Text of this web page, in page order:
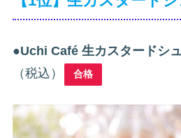
●Uchi Café 生カスタードシ
（税込）
合格